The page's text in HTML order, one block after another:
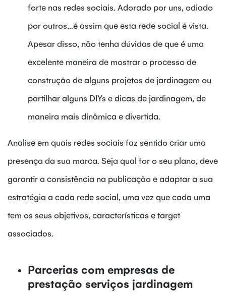
forte nas redes sociais. Adorado por uns, odiado
por outros…é assim que esta rede social é vista.
Apesar disso, não tenha dúvidas de que é uma
excelente maneira de mostrar o processo de
construção de alguns projetos de jardinagem ou
partilhar alguns DIYs e dicas de jardinagem, de
maneira mais dinâmica e divertida.
Analise em quais redes sociais faz sentido criar uma
presença da sua marca. Seja qual for o seu plano, deve
garantir a consistência na publicação e adaptar a sua
estratégia a cada rede social, uma vez que cada uma
tem os seus objetivos, características e target
associados.
Parcerias com empresas de
prestação serviços jardinagem